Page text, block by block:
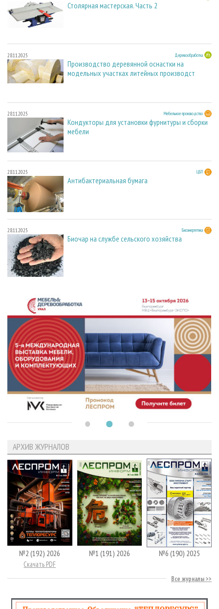
Столярная мастерская. Часть 2
28.11.2025 Деревообработка
Производство деревянной оснастки на
модельных участках литейных производст
28.11.2025 Мебельное производство
Кондукторы для установки фурнитуры и сборки
мебели
28.11.2025 ЦБП
Антибактериальная бумага
28.11.2025 Биоэнергетика
Биочар на службе сельского хозяйства
АРХИВ ЖУРНАЛОВ
№2 (192) 2026
Скачать PDF
№1 (191) 2026 №6 (190) 2025
Все журналы